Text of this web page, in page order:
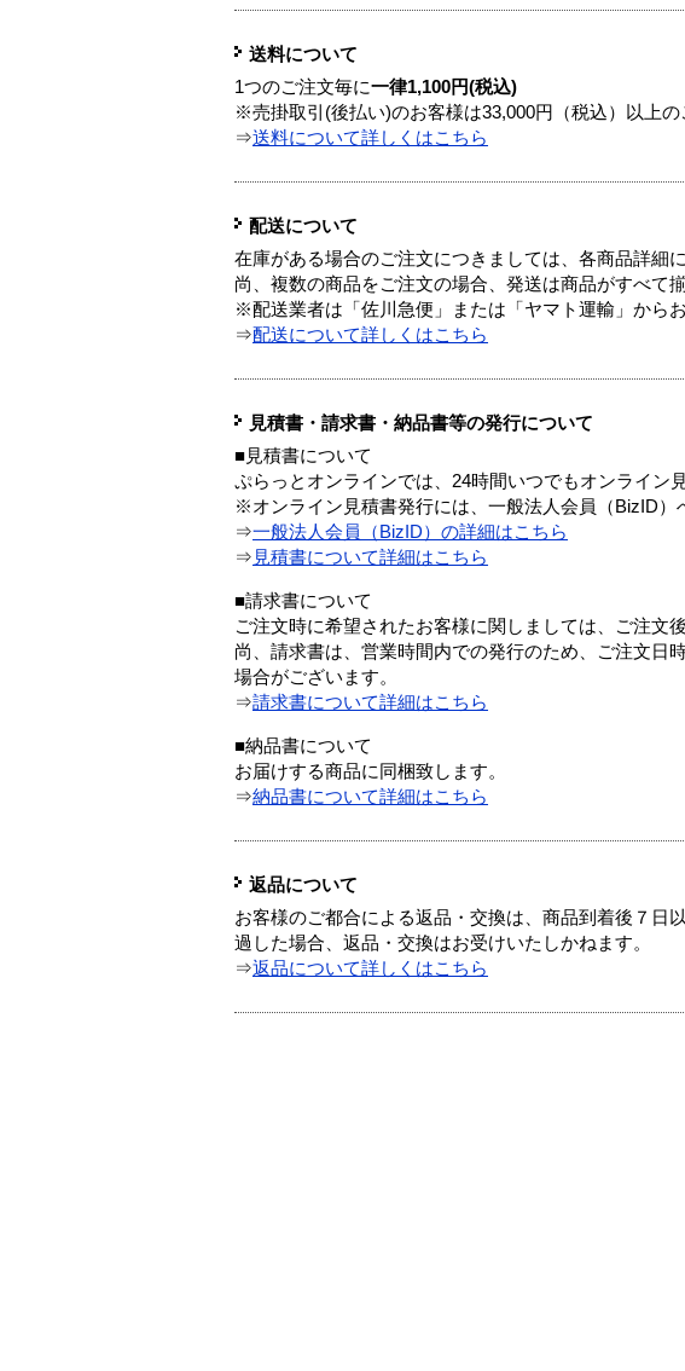
送料について
1つのご注文毎に一律1,100円(税込)
※売掛取引(後払い)のお客様は33,000円（税込）以上の
⇒送料について詳しくはこちら
配送について
在庫がある場合のご注文につきましては、各商品詳細
尚、複数の商品をご注文の場合、発送は商品がすべて
※配送業者は「佐川急便」または「ヤマト運輸」から
⇒配送について詳しくはこちら
見積書・請求書・納品書等の発行について
■見積書について
ぷらっとオンラインでは、24時間いつでもオンライン
※オンライン見積書発行には、一般法人会員（BizID）
⇒一般法人会員（BizID）の詳細はこちら
⇒ 見積書について詳細はこちら
■請求書について
ご注文時に希望されたお客様に関しましては、ご注文
尚、請求書は、営業時間内での発行のため、ご注文日
場合がございます。
⇒請求書について詳細はこちら
■納品書について
お届けする商品に同梱致します。
⇒納品書について詳細はこちら
返品について
お客様のご都合による返品・交換は、商品到着後７日
過した場合、返品・交換はお受けいたしかねます。
⇒返品について詳しくはこちら